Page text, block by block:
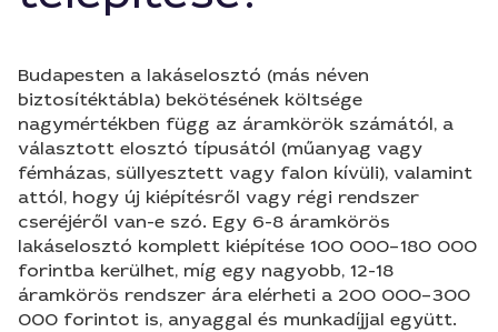
Budapesten a lakáselosztó (más néven
biztosítéktábla) bekötésének költsége
nagymértékben függ az áramkörök számától, a
választott elosztó típusától (műanyag vagy
fémházas, süllyesztett vagy falon kívüli), valamint
attól, hogy új kiépítésről vagy régi rendszer
cseréjéről van-e szó. Egy 6-8 áramkörös
lakáselosztó komplett kiépítése 100 000–180 000
forintba kerülhet, míg egy nagyobb, 12-18
áramkörös rendszer ára elérheti a 200 000–300
000 forintot is, anyaggal és munkadíjjal együtt.